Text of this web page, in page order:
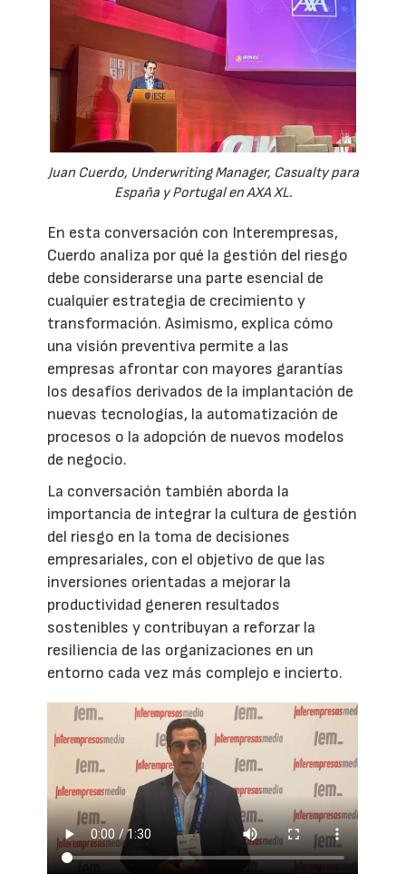
Juan Cuerdo, Underwriting Manager, Casualty para
España y Portugal en AXA XL.
En esta conversación con Interempresas,
Cuerdo analiza por qué la gestión del riesgo
debe considerarse una parte esencial de
cualquier estrategia de crecimiento y
transformación. Asimismo, explica cómo
una visión preventiva permite a las
empresas afrontar con mayores garantías
los desafíos derivados de la implantación de
nuevas tecnologías, la automatización de
procesos o la adopción de nuevos modelos
de negocio.
La conversación también aborda la
importancia de integrar la cultura de gestión
del riesgo en la toma de decisiones
empresariales, con el objetivo de que las
inversiones orientadas a mejorar la
productividad generen resultados
sostenibles y contribuyan a reforzar la
resiliencia de las organizaciones en un
entorno cada vez más complejo e incierto.